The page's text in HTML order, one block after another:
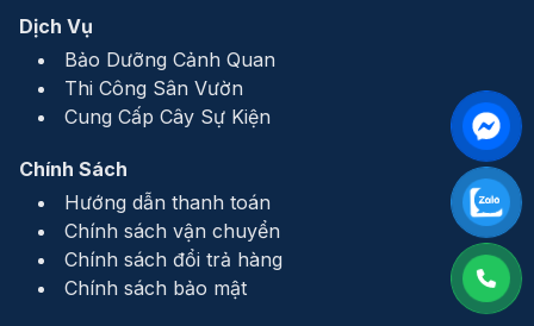
Dịch Vụ
Bảo Dưỡng Cảnh Quan
Thi Công Sân Vườn
Cung Cấp Cây Sự Kiện
Chính Sách
Hướng dẫn thanh toán
Chính sách vận chuyển
Chính sách đổi trả hàng
Chính sách bảo mật